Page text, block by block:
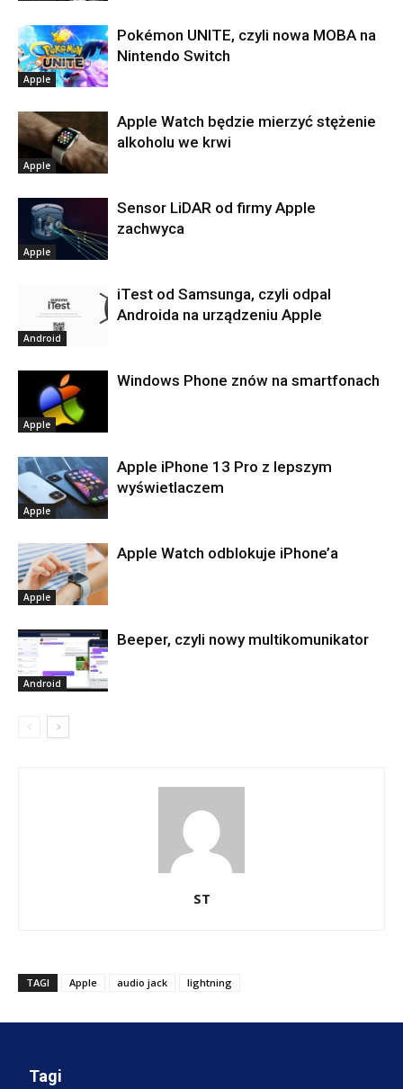
Apple
Pokémon UNITE, czyli nowa MOBA na
Nintendo Switch
Apple
Apple Watch będzie mierzyć stężenie
alkoholu we krwi
Apple
Sensor LiDAR od firmy Apple
zachwyca
Android
iTest od Samsunga, czyli odpal
Androida na urządzeniu Apple
Apple
Windows Phone znów na smartfonach
Apple
Apple iPhone 13 Pro z lepszym
wyświetlaczem
Apple
Apple Watch odblokuje iPhone’a
Android
Beeper, czyli nowy multikomunikator
ST
TAGI Apple audio jack lightning
Tagi